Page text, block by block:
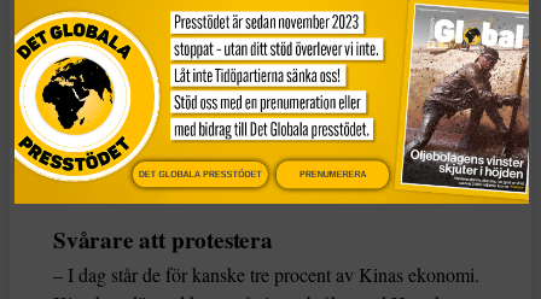
fastlandet och territoriet, som nu är hotat och omkört av
nya tekniknav och ekonomiska centrum som Shenzhen
och Shanghai.
Finanskrisen 2008 slog också hårt mot Hongkong, och
den finansmakt som man en gång hade, har man inte
längre.
Svårare att protestera
– I dag står de för kanske tre procent av Kinas ekonomi.
DET GLOBALA PRESSTÖDET PRENUMERERA